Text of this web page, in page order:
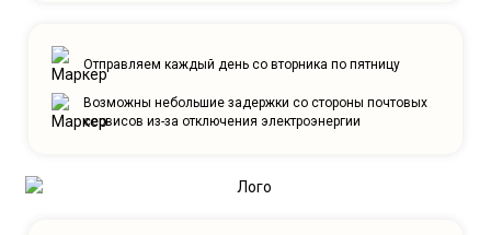
Отправляем каждый день со вторника по пятницу
Возможны небольшие задержки со стороны почтовых
сервисов из-за отключения электроэнергии